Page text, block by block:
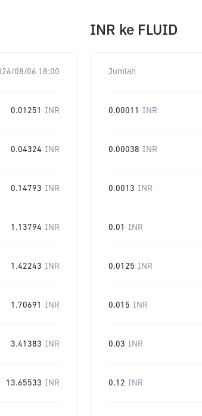
08/06 18:00
0.01251 INR
0.04324 INR
0.14793 INR
1.13794 INR
1.42243 INR
1.70691 INR
3.41383 INR
13.65533 INR
INR ke FLUID
Jumlah
0.00011 INR
0.00038 INR
0.0013 INR
0.01 INR
0.0125 INR
0.015 INR
0.03 INR
0.12 INR